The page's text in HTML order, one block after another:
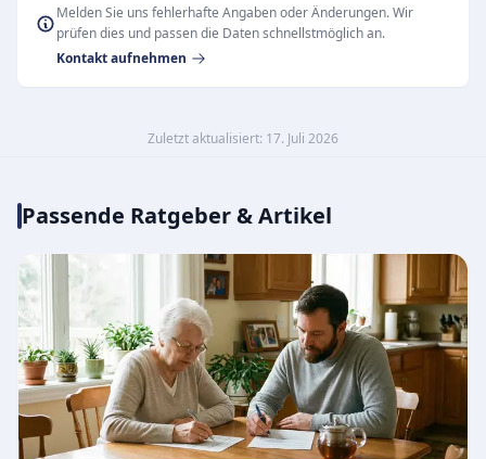
Melden Sie uns fehlerhafte Angaben oder Änderungen. Wir
prüfen dies und passen die Daten schnellstmöglich an.
Kontakt aufnehmen
Zuletzt aktualisiert: 17. Juli 2026
Passende Ratgeber & Artikel